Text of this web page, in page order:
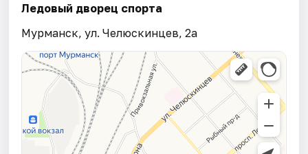
Ледовый дворец спорта
Мурманск, ул. Челюскинцев, 2а